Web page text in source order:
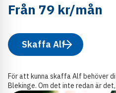
Från 79 kr/mån
Skaffa Alf
För att kunna skaffa Alf behöver
Blekinge. Om det inte redan är det,